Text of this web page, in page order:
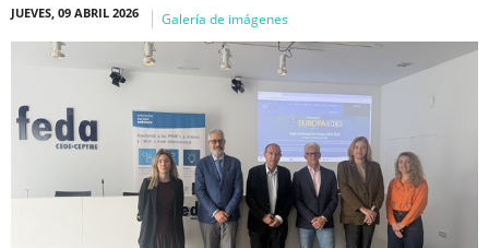
Formación
JUEVES, 09 ABRIL 2026 Galería de imágenes